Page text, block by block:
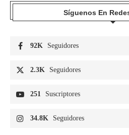
Síguenos En
92K Seguidores
2.3K Seguidores
251 Suscriptores
34.8K Seguidores